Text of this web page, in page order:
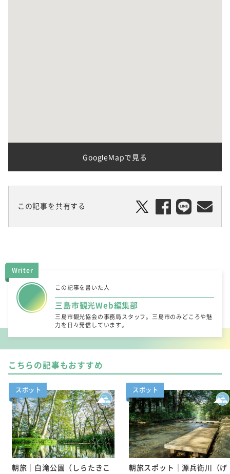
GoogleMapで見る
この記事を共有する
Writer
この記事を書いた人
三島市観光Web編集部
三島市観光協会の事務局スタッフ。三島市のみどころや魅
力を日々発信しています。
こちらの記事もおすすめ
スポット
朝旅｜白滝公園（しらたきこ
スポット
朝旅スポット｜源兵衛川（げ